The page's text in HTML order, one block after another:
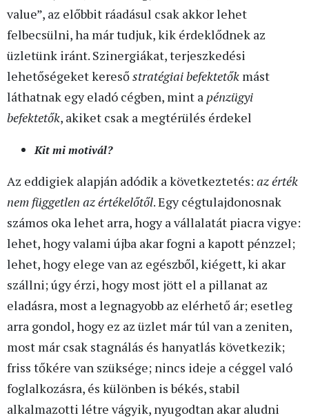
value”, az előbbit ráadásul csak akkor lehet
felbecsülni, ha már tudjuk, kik érdeklődnek az
üzletünk iránt. Szinergiákat, terjeszkedési
lehetőségeket keresőstratégiai befektetők mást
láthatnak egy eladó cégben, mint a pénzügyi
befektetők, akiket csak a megtérülés érdekel
Kit mi motivál?
Az eddigiek alapján adódik a következtetés: az érték
nem független az értékelőtől. Egy cégtulajdonosnak
számos oka lehet arra, hogy a vállalatát piacra vigye:
lehet, hogy valami újba akar fogni a kapott pénzzel;
lehet, hogy elege van az egészből, kiégett, ki akar
szállni; úgy érzi, hogy most jött el a pillanat az
eladásra, most a legnagyobb az elérhető ár; esetleg
arra gondol, hogy ez az üzlet már túl van a zeniten,
most már csak stagnálás és hanyatlás következik;
friss tőkére van szüksége; nincs ideje a céggel való
foglalkozásra, és különben is békés, stabil
alkalmazotti létre vágyik, nyugodtan akar aludni